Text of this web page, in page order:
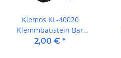
Klemos KL-40020
Klemmbaustein Bär
schwarz
2,00 € *